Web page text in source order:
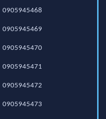
0905945468
0905945469
0905945470
0905945471
0905945472
0905945473